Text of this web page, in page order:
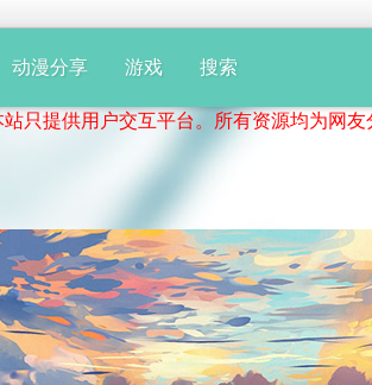
动漫分享 游戏 搜索
提供用户交互平台。所有资源均为网友分